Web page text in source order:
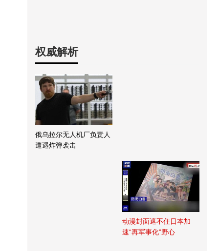
权威解析
俄乌拉尔无人机厂负责人
遭遇炸弹袭击
动漫封面遮不住日本加
速“再军事化”野心